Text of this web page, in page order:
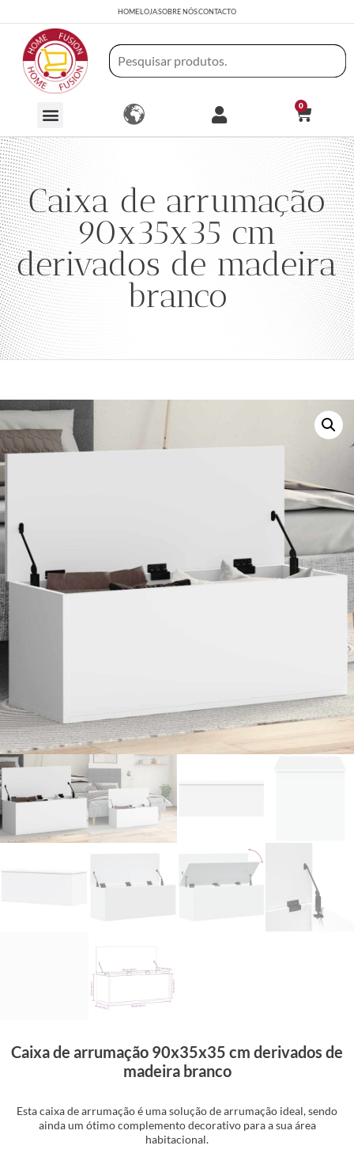
HOMELOJASOBRE NÓSCONTACTO
0
Caixa de arrumação
90x35x35 cm
derivados de madeira
branco
Caixa de arrumação 90x35x35 cm derivados de
madeira branco
Esta caixa de arrumação é uma solução de arrumação ideal, sendo
ainda um ótimo complemento decorativo para a sua área
habitacional.